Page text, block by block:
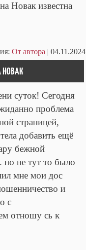
Новак известна
От автора | 04.11.2024
НОВАК
суток! Сегодня
проблема
страницей,
добавить ещё
бежной
но не тут то было
мне мои дос
и
с
отношу сь к